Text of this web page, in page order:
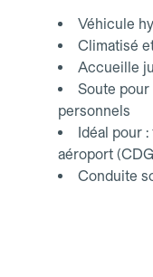
Véhicule
Climatisé
Accueille
Soute pour
personnels
Idéal pour
aéroport
Conduite